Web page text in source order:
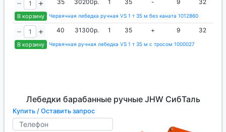
В корзину
35 30200р. 1 35 - 9 32
Червячная лебедка ручная VS 1 т 35 м без каната 1012860
В корзину
40 31300р. 1 35 + 9 32
Червячная ручная лебедка VS 1 т 35 м с тросом 1000027
Лебедки барабанные ручные JHW СибТаль
Купить / Оставить запрос